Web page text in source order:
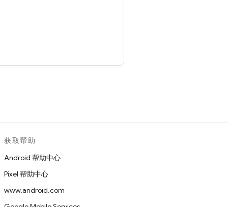
获取帮助
Android 帮助中心
Pixel 帮助中心
www.android.com